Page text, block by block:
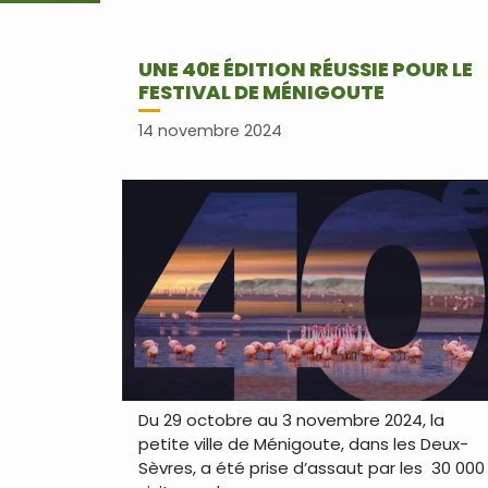
UNE 40E ÉDITION RÉUSSIE POUR LE
FESTIVAL DE MÉNIGOUTE
14 novembre 2024
Du 29 octobre au 3 novembre 2024, la
petite ville de Ménigoute, dans les Deux-
Sèvres, a été prise d’assaut par les 30 000